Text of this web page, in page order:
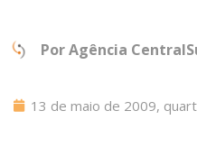
PorAgência
13 de maio de 2009,